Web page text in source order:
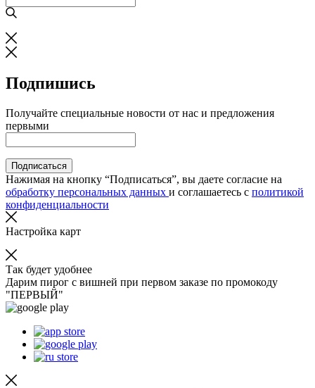
Подпишись
Получайте специальные новости от нас и предложения
первыми
Подписаться
Нажимая на кнопку “Подписаться”, вы даете согласие на
обработку персональных данных и соглашаетесь с политикой
конфиденциальности
Настройка карт
Так будет удобнее
Дарим пирог с вишней при первом заказе по промокоду
"ПЕРВЫЙ"